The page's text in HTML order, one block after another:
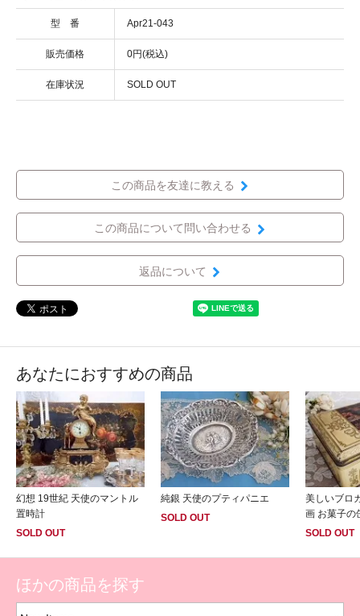
型 番 Apr21-043
販売価格 0円(税込)
在庫状況 SOLD OUT
この商品を友達に教える
この商品について問い合わせる
返品について
あなたにおすすめの商品
幻想 19世紀 天使のマントル
置時計
SOLD OUT
純銀 天使のプティパニエ
SOLD OUT
美しいブロ
画 お菓子の
SOLD OUT
ほかの商品を探す